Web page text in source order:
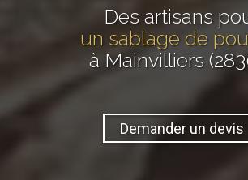
Des artisans
un sablage de
à Mainvilliers
Demander un devis